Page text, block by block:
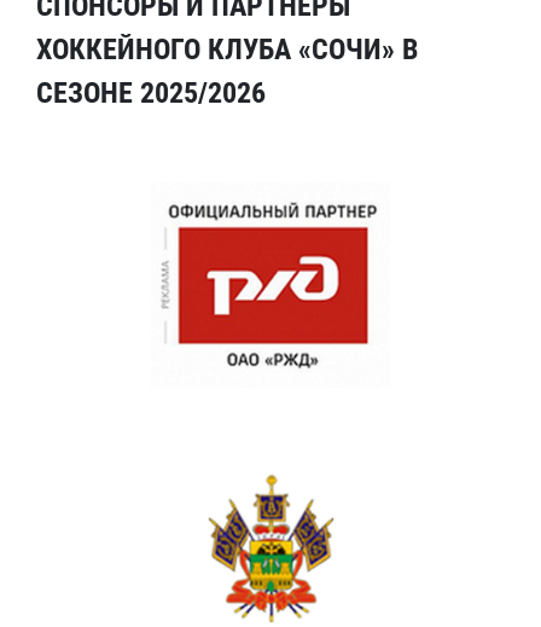
ХОККЕЙНОГО КЛУБА «СОЧИ» В
СЕЗОНЕ 2025/2026